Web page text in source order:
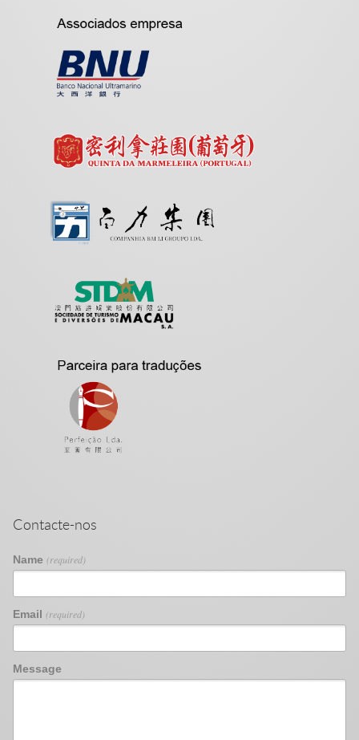
Contacte-nos
Name (required)
Email (required)
Message